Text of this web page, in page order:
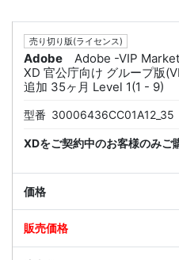
売り切り版(ライセンス)
Adobe
Adobe -VIP
XD 官公庁向け グループ版
追加 35ヶ月 Level 1(1 - 9)
型番 30006436CC01A12_35
XDをご契約中のお客様のみご